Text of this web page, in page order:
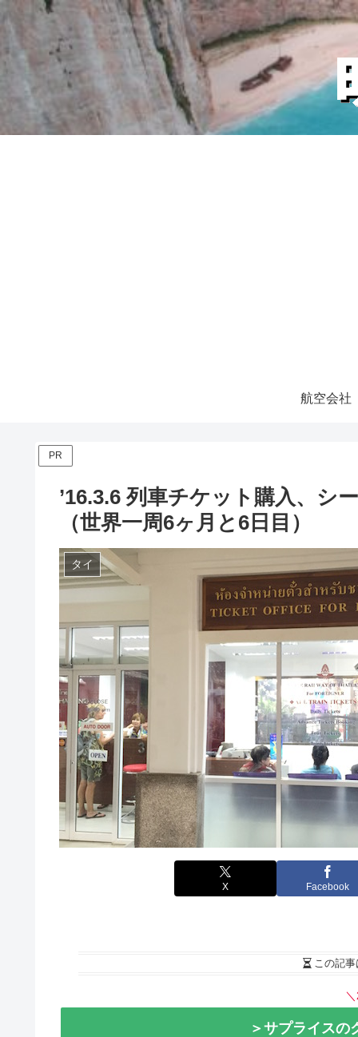
航空会社
PR
’16.3.6 列車チケット購入、シ
（世界一周6ヶ月と6日目）
タイ
X Facebook
この記事
＞サプライスの